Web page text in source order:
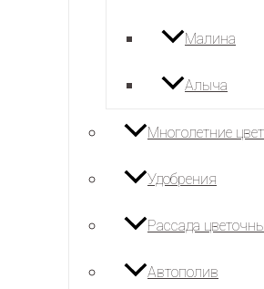
Малина
Алыча
Многолетние
Удобрения
Рассада
Автополив